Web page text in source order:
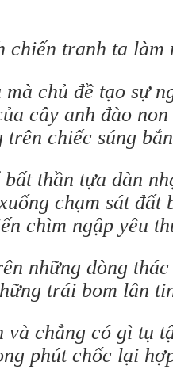
chiến tranh ta
chủ đề tạo sự
cây anh đào
trên chiếc súng
thần tựa dàn
chạm sát đất
chìm ngập yêu
những dòng
trái bom lân
và chẳng có gì tụ
phút chốc lại